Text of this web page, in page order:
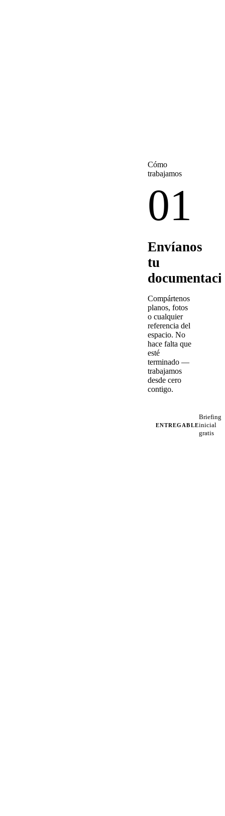
Cómo
trabajamos
01
Envíanos
tu
Compártenos
planos, fotos
o cualquier
referencia del
espacio. No
hace falta que
esté
terminado —
trabajamos
desde cero
contigo.
ENTREGABLE
Briefing
inicial
gratis